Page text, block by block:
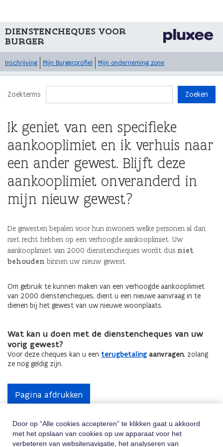
DIENSTENCHEQUES VOOR
BURGER
Inschrijving Mijn Burgerprofiel Mijn onderneming zone
Zoekterms Zoeken
Ik geniet van een specifieke
aankooplimiet en ik verhuis naar
een ander gewest. Blijft deze
aankooplimiet onveranderd in
mijn nieuw gewest?
De gewesten bepalen voor hun inwoners welke personen al dan
niet recht hebben op een verhoogde aankooplimiet. Uw
aankooplimiet van 2000 dienstencheques wordt dus niet
behouden binnen uw nieuw gewest.
Om gebruik te kunnen maken van een verhoogde aankooplimiet
van 2000 dienstencheques, dient u een nieuwe aanvraag in te
dienen bij het gewest van uw nieuwe woonplaats.
Wat kan u doen met de dienstencheques van uw
vorig gewest?
Voor deze cheques kan u een terugbetaling aanvragen, zolang
ze nog geldig zijn.
Pagina afdrukken
Hulp Nodig
Door op “Alle cookies accepteren” te klikken gaat u akkoord
met het opslaan van cookies op uw apparaat voor het
verbeteren van websitenavigatie, het analyseren van